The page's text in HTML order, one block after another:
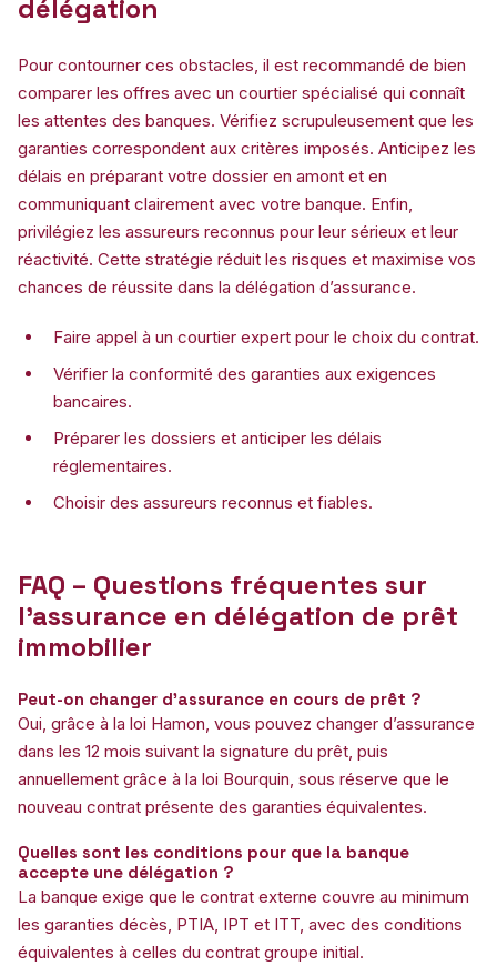
délégation
Pour contourner ces obstacles, il est recommandé de bien
comparer les offres avec un courtier spécialisé qui connaît
les attentes des banques. Vérifiez scrupuleusement que les
garanties correspondent aux critères imposés. Anticipez les
délais en préparant votre dossier en amont et en
communiquant clairement avec votre banque. Enfin,
privilégiez les assureurs reconnus pour leur sérieux et leur
réactivité. Cette stratégie réduit les risques et maximise vos
chances de réussite dans la délégation d’assurance.
Faire appel à un courtier expert pour le choix du contrat.
Vérifier la conformité des garanties aux exigences
bancaires.
Préparer les dossiers et anticiper les délais
réglementaires.
Choisir des assureurs reconnus et fiables.
FAQ – Questions fréquentes sur
l’assurance en délégation de prêt
immobilier
Peut-on changer d’assurance en cours de prêt ?
Oui, grâce à la loi Hamon, vous pouvez changer d’assurance
dans les 12 mois suivant la signature du prêt, puis
annuellement grâce à la loi Bourquin, sous réserve que le
nouveau contrat présente des garanties équivalentes.
Quelles sont les conditions pour que la banque
accepte une délégation ?
La banque exige que le contrat externe couvre au minimum
les garanties décès, PTIA, IPT et ITT, avec des conditions
équivalentes à celles du contrat groupe initial.